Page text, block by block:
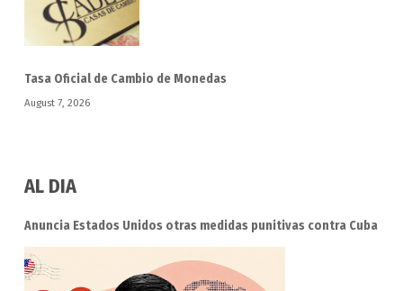
Tasa Oficial de Cambio de Monedas
August 7, 2026
AL DIA
Anuncia Estados Unidos otras medidas punitivas contra Cuba